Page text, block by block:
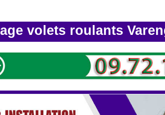
volets roulants